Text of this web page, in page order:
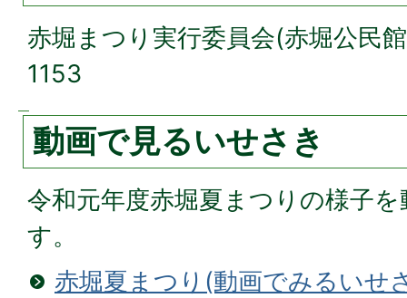
赤堀まつり実行委員会(赤堀公民
1153
動画で見るいせさき
令和元年度赤堀夏まつりの様子
す。
赤堀夏まつり(動画でみるいせ